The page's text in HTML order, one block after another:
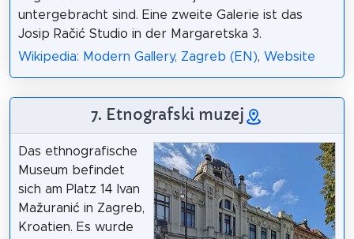
untergebracht sind. Eine zweite Galerie ist das
Josip Račić Studio in der Margaretska 3.
Wikipedia: Modern Gallery, Zagreb (EN), Website
7. Etnografski muzej
Das ethnografische
Museum befindet
sich am Platz 14 Ivan
Mažuranić in Zagreb,
Kroatien. Es wurde